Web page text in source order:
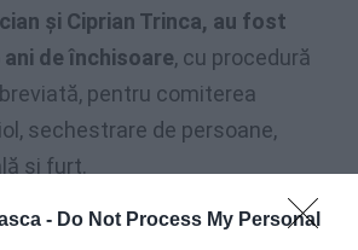
- Do Not Process My Personal
şi Ciprian Trinca, au fost
de închisoare, cu procedură
pentru comiterea
sechestrare de persoane,
şi furt.
cu cei doi români, cât pe ce să